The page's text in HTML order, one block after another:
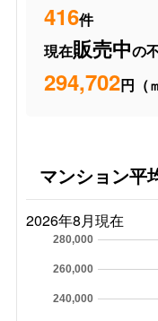
416件
現在販売中の
294,702円（
マンション平
2026年8月現在
240,000
260,000
280,000